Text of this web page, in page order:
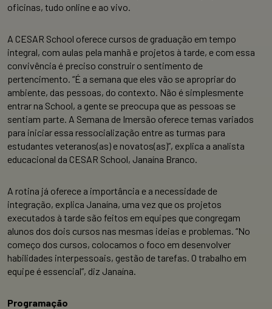
oficinas, tudo online e ao vivo.
A CESAR School oferece cursos de graduação em tempo
integral, com aulas pela manhã e projetos à tarde, e com essa
convivência é preciso construir o sentimento de
pertencimento. “É a semana que eles vão se apropriar do
ambiente, das pessoas, do contexto. Não é simplesmente
entrar na School, a gente se preocupa que as pessoas se
sentiam parte. A Semana de Imersão oferece temas variados
para iniciar essa ressocialização entre as turmas para
estudantes veteranos(as) e novatos(as)”, explica a analista
educacional da CESAR School, Janaína Branco.
A rotina já oferece a importância e a necessidade de
integração, explica Janaína, uma vez que os projetos
executados à tarde são feitos em equipes que congregam
alunos dos dois cursos nas mesmas ideias e problemas. “No
começo dos cursos, colocamos o foco em desenvolver
habilidades interpessoais, gestão de tarefas. O trabalho em
equipe é essencial”, diz Janaína.
Programação